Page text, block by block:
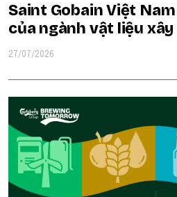
Saint Gobain Việt
của ngành vật liệu
27/07/2026